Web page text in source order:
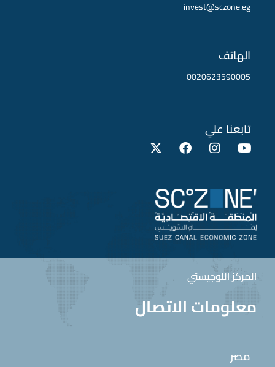
المركز اللوجيستي
معلومات الاتصال
مصر
invest@sczone.eg
الهاتف
0020623590005
تابعنا علي